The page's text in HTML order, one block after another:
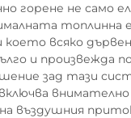
горене не само
топлинна
всяко
и произвежда
зад тази
внимателно
въздушния